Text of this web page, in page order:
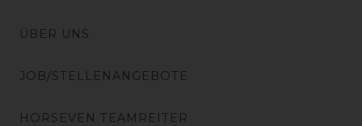
ÜBER UNS
JOB/STELLENANGEBOTE
HORSEVEN TEAMREITER